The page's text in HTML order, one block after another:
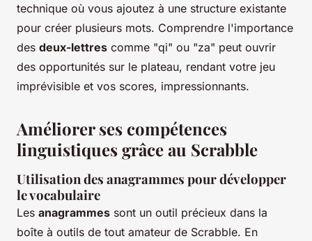
technique où vous ajoutez à une structure existante
pour créer plusieurs mots. Comprendre l'importance
des deux-lettres comme "qi" ou "za" peut ouvrir
des opportunités sur le plateau, rendant votre jeu
imprévisible et vos scores, impressionnants.
Améliorer ses compétences
linguistiques grâce au Scrabble
Utilisation des anagrammes pour développer
le vocabulaire
Les anagrammes sont un outil précieux dans la
boîte à outils de tout amateur de Scrabble. En